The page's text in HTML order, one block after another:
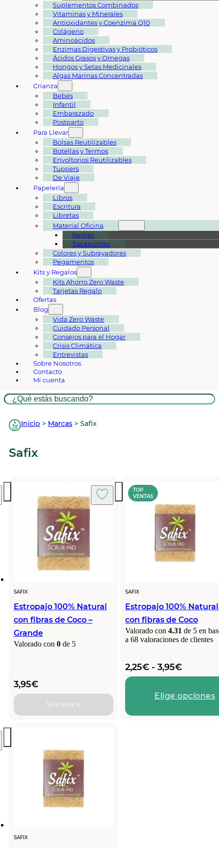
Suplementos Combinados
Vitaminas y Minerales
Antioxidantes y Coenzima Q10
Colágeno
Aminoácidos
Enzimas Digestivas y Probióticos
Ácidos Grasos y Omegas
Hongos y Setas Medicinales
Algas Marinas Concentradas
Crianza
Bebés
Infantil
Embarazado
Postparto
Para Llevar
Bolsas Reutilizables
Botellas y Termos
Envoltorios Reutilizables
Tuppers
De Viaje
Papelería
Libros
Escritura
Libretas
Material Oficina
Reglas
Sacapuntas
Colores y Subrayadores
Pegamentos
Kits y Regalos
Kits Ahorro Zero Waste
Tarjetas Regalo
Ofertas
Blog
Vida Zero Waste
Cuidado Personal
Consejos para el Hogar
Crisis Climática
Entrevistas
Sobre Nosotros
Contacto
Mi cuenta
Buscar
Inicio > Marcas > Safix
Safix
SAFIX
Estropajo 100% Natural
con fibras de Coco –
Grande
Valorado con 0 de 5
3,95€
Sin stock
TOP
VENTAS
SAFIX
Estropajo 100% Natural
con fibras de Coco
Valorado con 4.31 de 5 en
a 68 valoraciones de clientes
2,25€ - 3,95€Rango
de
desde
Elige opciones
SAFIX